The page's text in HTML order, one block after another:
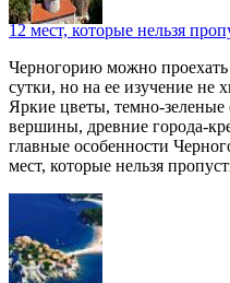
12 мест, которые нельзя
Черногорию можно проехать
сутки, но на ее изучение не
Яркие цветы, темно-зеленые
вершины, древние города-
главные особенности
мест, которые нельзя